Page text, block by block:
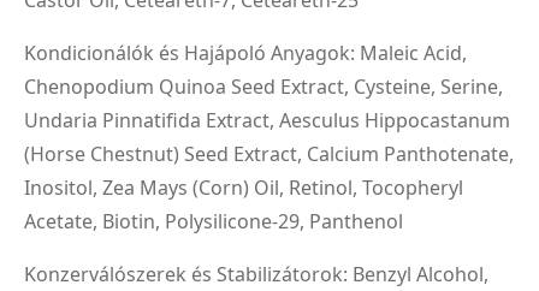
Kondicionálók és Hajápoló Anyagok: Maleic Acid,
Chenopodium Quinoa Seed Extract, Cysteine, Serine,
Undaria Pinnatifida Extract, Aesculus Hippocastanum
(Horse Chestnut) Seed Extract, Calcium Panthotenate,
Inositol, Zea Mays (Corn) Oil, Retinol, Tocopheryl
Acetate, Biotin, Polysilicone-29, Panthenol
Konzerválószerek és Stabilizátorok: Benzyl Alcohol,